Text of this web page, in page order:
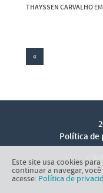
THAYSSEN CARVALHO
«
Política de
Este site usa cookies
continuar a navegar,
acesse: Política de